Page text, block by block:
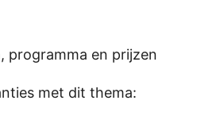
programma en prijzen
met dit thema: